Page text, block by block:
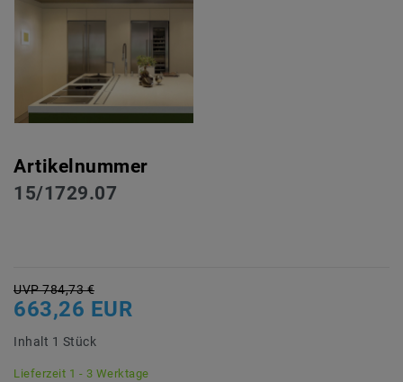
Artikelnummer
15/1729.07
UVP 784,73 €
663,26 EUR
Inhalt 1 Stück
Lieferzeit 1 - 3 Werktage